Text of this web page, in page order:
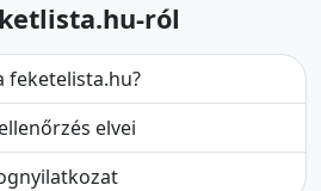
ról
feketelista.hu?
elvei